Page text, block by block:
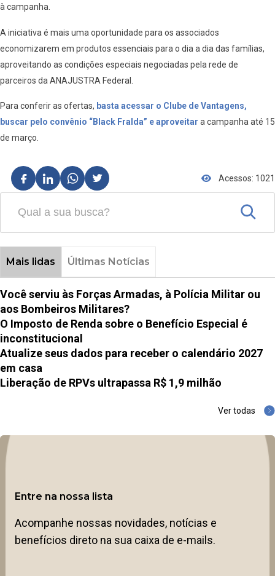
à campanha.
A iniciativa é mais uma oportunidade para os associados
economizarem em produtos essenciais para o dia a dia das famílias,
aproveitando as condições especiais negociadas pela rede de
parceiros da ANAJUSTRA Federal.
Para conferir as ofertas, basta acessar o Clube de Vantagens,
buscar pelo convênio “Black Fralda” e aproveitar a campanha até 15
de março.
Acessos: 1021
Mais lidas Últimas Notícias
Você serviu às Forças Armadas, à Polícia Militar ou
aos Bombeiros Militares?
O Imposto de Renda sobre o Benefício Especial é
inconstitucional
Atualize seus dados para receber o calendário 2027
em casa
Liberação de RPVs ultrapassa R$ 1,9 milhão
Ver todas
Entre na nossa lista
Acompanhe nossas novidades, notícias e
benefícios direto na sua caixa de e-mails.